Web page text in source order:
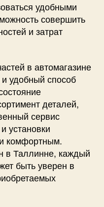
удобными
совершить
и затрат
в автомагазине
удобный способ
деталей,
сервис
установки
комфортным.
в Таллинне, каждый
быть уверен в